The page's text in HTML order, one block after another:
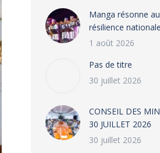
Manga résonne
résilience nationale
1 août 2026
Pas de titre
30 juillet 2026
CONSEIL DES
30 JUILLET 2026
30 juillet 2026